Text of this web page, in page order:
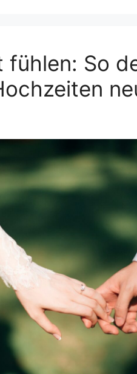
fühlen: So